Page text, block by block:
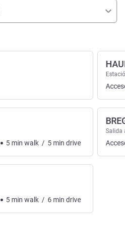
5 min walk / 5 min drive
5 min walk / 6 min drive
Salida